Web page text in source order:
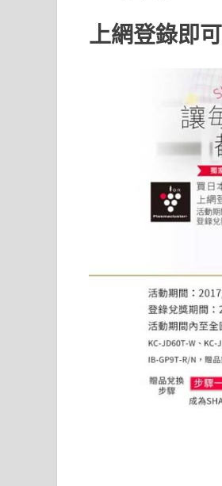
上網登錄即